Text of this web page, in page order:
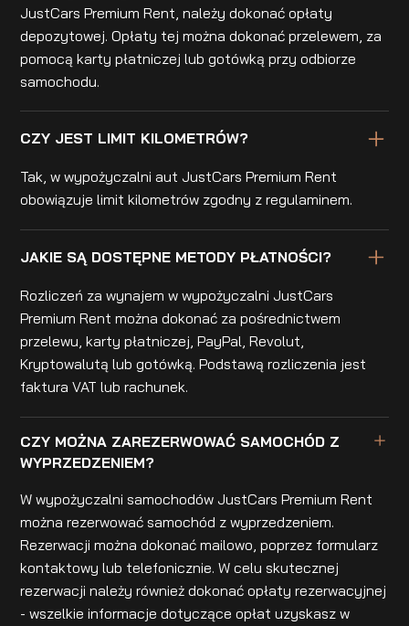
JustCars Premium Rent, należy dokonać opłaty
depozytowej. Opłaty tej można dokonać przelewem, za
pomocą karty płatniczej lub gotówką przy odbiorze
samochodu.
CZY JEST LIMIT KILOMETRÓW?
Tak, w wypożyczalni aut JustCars Premium Rent
obowiązuje limit kilometrów zgodny z regulaminem.
JAKIE SĄ DOSTĘPNE METODY PŁATNOŚCI?
Rozliczeń za wynajem w wypożyczalni JustCars
Premium Rent można dokonać za pośrednictwem
przelewu, karty płatniczej, PayPal, Revolut,
Kryptowalutą lub gotówką. Podstawą rozliczenia jest
faktura VAT lub rachunek.
CZY MOŻNA ZAREZERWOWAĆ SAMOCHÓD Z
WYPRZEDZENIEM?
W wypożyczalni samochodów JustCars Premium Rent
można rezerwować samochód z wyprzedzeniem.
Rezerwacji można dokonać mailowo, poprzez formularz
kontaktowy lub telefonicznie. W celu skutecznej
rezerwacji należy również dokonać opłaty rezerwacyjnej
- wszelkie informacje dotyczące opłat uzyskasz w